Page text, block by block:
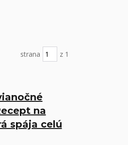
strana z 1
na
spája celú